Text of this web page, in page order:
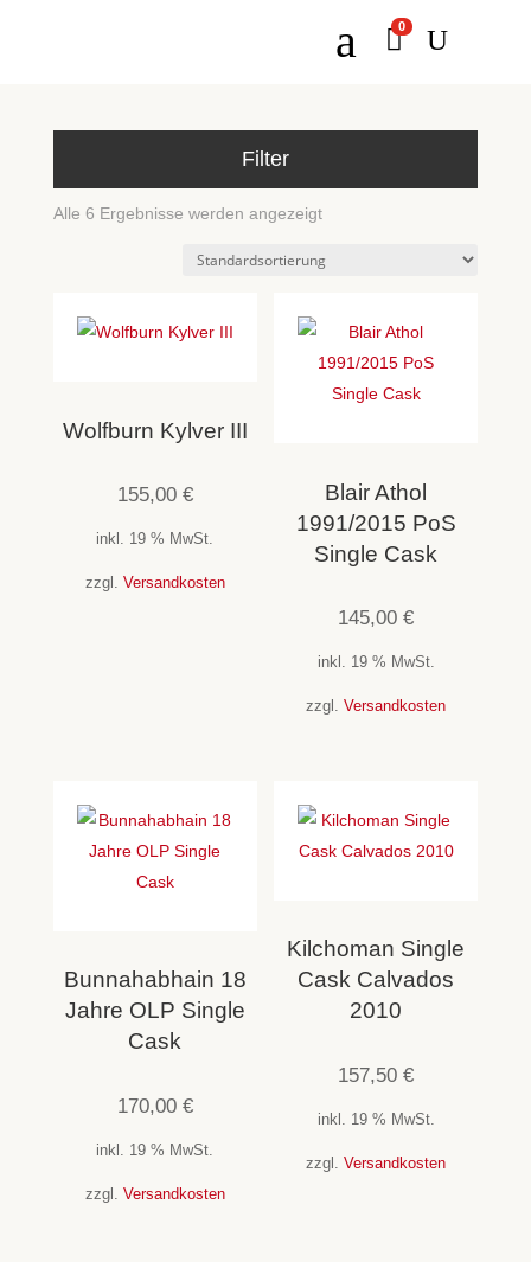
a 0 U
Filter
Alle 6 Ergebnisse werden angezeigt
Wolfburn Kylver III
155,00 €
inkl. 19 % MwSt.
zzgl. Versandkosten
Blair Athol
1991/2015 PoS
Single Cask
145,00€
inkl. 19 % MwSt.
zzgl.Versandkosten
Bunnahabhain 18
Jahre OLP Single
Cask
170,00 €
inkl. 19 % MwSt.
zzgl. Versandkosten
Kilchoman Single
Cask Calvados
2010
157,50€
inkl. 19 % MwSt.
zzgl.Versandkosten